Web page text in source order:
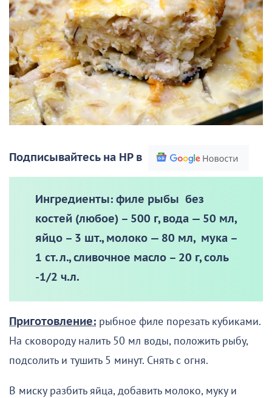
Подписывайтесь на НР в
Ингредиенты: филе рыбы без
костей (любое) – 500 г, вода — 50 мл,
яйцо – 3 шт., молоко — 80 мл, мука –
1 ст. л., сливочное масло – 20 г, соль
-1/2 ч.л.
Приготовление: рыбное филе порезать кубиками.
На сковороду налить 50 мл воды, положить рыбу,
подсолить и тушить 5 минут. Снять с огня.
В миску разбить яйца, добавить молоко, муку и